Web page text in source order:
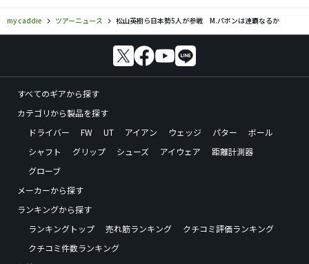
my caddie ツアーニュース 松山英樹ら日本勢5人が参戦 M.パボンは連覇なるか
すべてのギアから探す
カテゴリから製品を探す
ドライバー
FW UT アイアン ウェッジ パター
ボール
シャフト
グリップ シューズ アイウェア
距離計測器
グローブ
メーカーから探す
ランキングから探す
ランキングトップ
売れ筋ランキング
クチコミ評価ランキング
クチコミ件数ランキング